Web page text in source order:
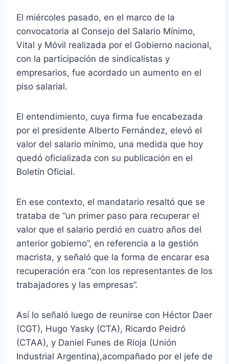
El miércoles pasado, en el marco de la
convocatoria al Consejo del Salario Mínimo,
Vital y Móvil realizada por el Gobierno nacional,
con la participación de sindicalistas y
empresarios, fue acordado un aumento en el
piso salarial.
El entendimiento, cuya firma fue encabezada
por el presidente Alberto Fernández, elevó el
valor del salario mínimo, una medida que hoy
quedó oficializada con su publicación en el
Boletín Oficial.
En ese contexto, el mandatario resaltó que se
trataba de “un primer paso para recuperar el
valor que el salario perdió en cuatro años del
anterior gobierno”, en referencia a la gestión
macrista, y señaló que la forma de encarar esa
recuperación era “con los representantes de los
trabajadores y las empresas”.
Así lo señaló luego de reunirse con Héctor Daer
(CGT), Hugo Yasky (CTA), Ricardo Peidró
(CTAA), y Daniel Funes de Rioja (Unión
Industrial Argentina),acompañado por el jefe de